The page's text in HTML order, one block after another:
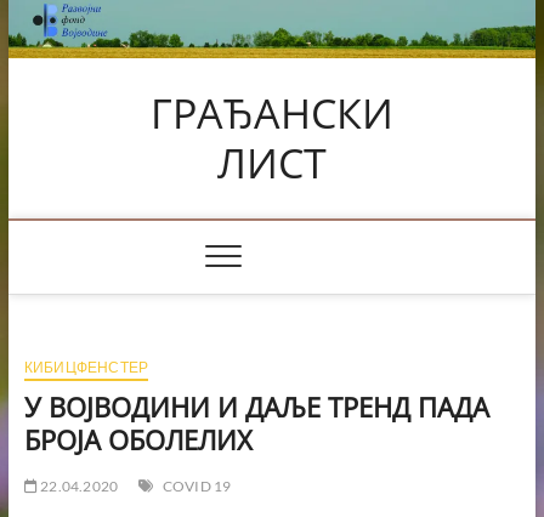
Skip
to
content
ГРАЂАНСКИ
ЛИСТ
КИБИЦФЕНСТЕР
У ВОЈВОДИНИ И ДАЉЕ ТРЕНД ПАДА
БРОЈА ОБОЛЕЛИХ
22.04.2020 COVID 19